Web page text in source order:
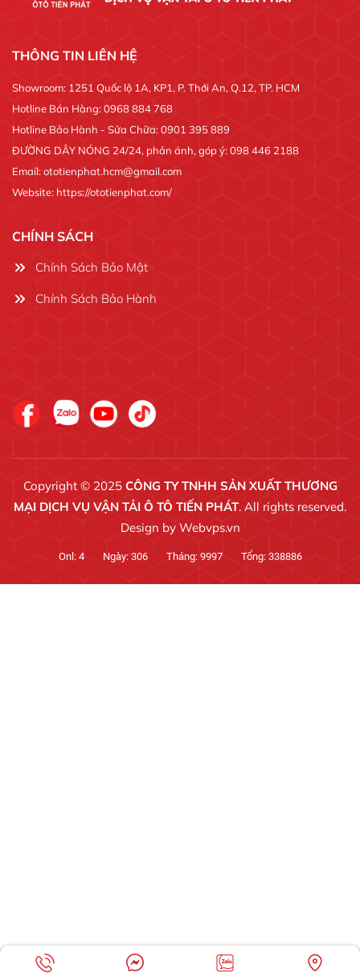
THÔNG TIN LIÊN HỆ
Showroom: 1251 Quốc lộ 1A, KP1, P. Thới An, Q.12, TP. HCM
Hotline Bán Hàng: 0968 884 768
Hotline Bảo Hành - Sửa Chữa: 0901 395 889
ĐƯỜNG DÂY NÓNG 24/24, phản ánh, góp ý: 098 446 2188
Email: ototienphat.hcm@gmail.com
Website: https://ototienphat.com/
CHÍNH SÁCH
Chính Sách Bảo Mật
Chính Sách Bảo Hành
Copyright © 2025 CÔNG TY TNHH SẢN XUẤT THƯƠNG
MẠI DỊCH VỤ VẬN TẢI Ô TÔ TIẾN PHÁT. All rights reserved.
Design by Webvps.vn
Onl: 4 Ngày: 306 Tháng: 9997 Tổng: 338886